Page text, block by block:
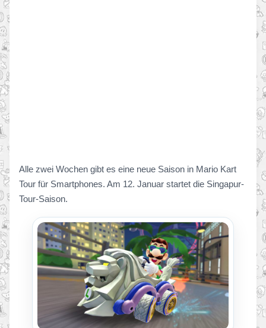
Alle zwei Wochen gibt es eine neue Saison in Mario Kart
Tour für Smartphones. Am 12. Januar startet die Singapur-
Tour-Saison.